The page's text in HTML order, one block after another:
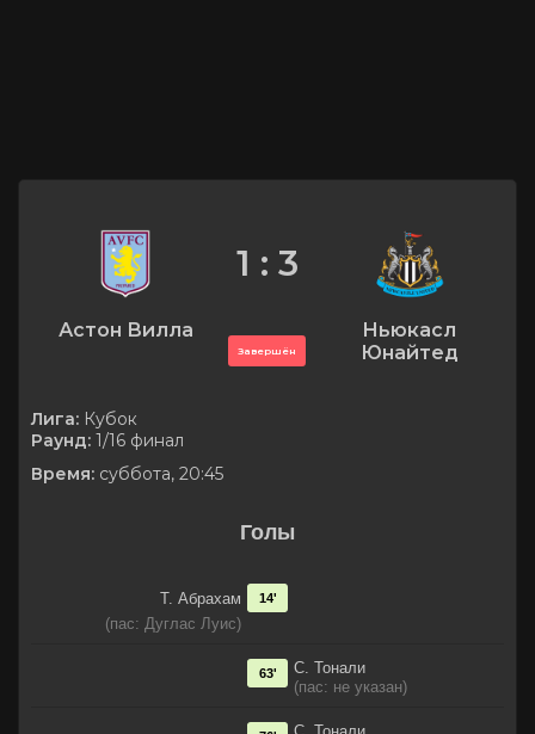
Астон Вилла
1 : 3
Завершён
Ньюкасл
Юнайтед
Лига: Кубок
Раунд: 1/16 финал
Время: суббота, 20:45
Голы
Т. Абрахам
(пас: Дуглас Луис)
14'
С. Тонали
(пас: не указан)
63'